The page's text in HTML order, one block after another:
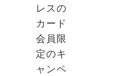
レスの
カード
会員限
定のキ
ャンペ